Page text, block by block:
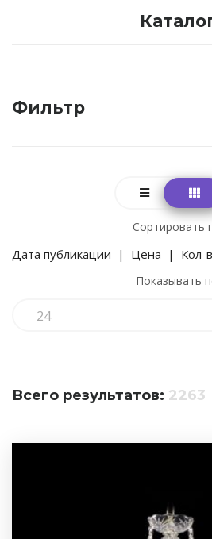
Сортировать
Дата публикации | Цена | Кол-
Показывать
24
Всего результатов: 2263
Фильтр